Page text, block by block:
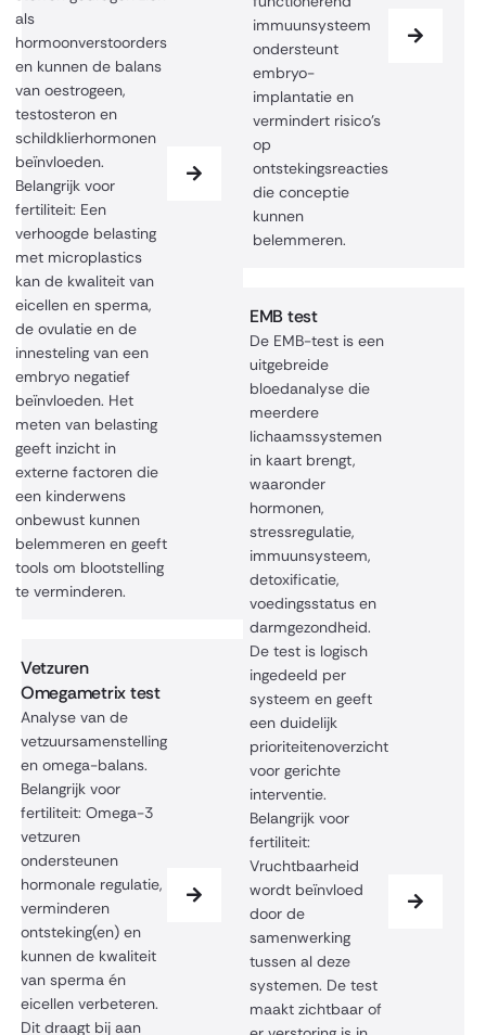
als
hormoonverstoorders
en kunnen de balans
van oestrogeen,
testosteron en
schildklierhormonen
beïnvloeden.
Belangrijk voor
fertiliteit: Een
verhoogde belasting
met microplastics
kan de kwaliteit van
eicellen en sperma,
de ovulatie en de
innesteling van een
embryo negatief
beïnvloeden. Het
meten van belasting
geeft inzicht in
externe factoren die
een kinderwens
onbewust kunnen
belemmeren en geeft
tools om blootstelling
te verminderen.
Vetzuren
Omegametrix test
Analyse van de
vetzuursamenstelling
en omega-balans.
Belangrijk voor
fertiliteit: Omega-3
vetzuren
ondersteunen
hormonale regulatie,
verminderen
ontsteking(en) en
kunnen de kwaliteit
van sperma én
eicellen verbeteren.
Dit draagt bij aan
immuunsysteem
ondersteunt
embryo-
implantatie en
vermindert risico’s
op
ontstekingsreacties
die conceptie
kunnen
belemmeren.
EMB test
De EMB-test is een
uitgebreide
bloedanalyse die
meerdere
lichaamssystemen
in kaart brengt,
waaronder
hormonen,
stressregulatie,
immuunsysteem,
detoxificatie,
voedingsstatus en
darmgezondheid.
De test is logisch
ingedeeld per
systeem en geeft
een duidelijk
prioriteitenoverzicht
voor gerichte
interventie.
Belangrijk voor
fertiliteit:
Vruchtbaarheid
wordt beïnvloed
door de
samenwerking
tussen al deze
systemen. De test
maakt zichtbaar of